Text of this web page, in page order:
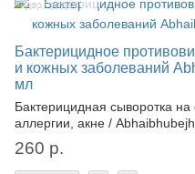
Лидер продаж!
Бактерицидное
и кожных заболеваний
мл
Бактерицидная сыворотка на
аллергии, акне /
260 р.